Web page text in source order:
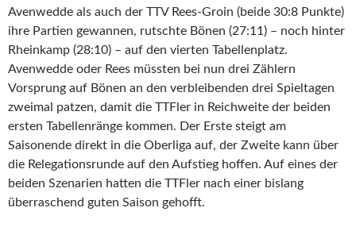
Avenwedde als auch der TTV Rees-Groin (beide 30:8 Punkte)
ihre Partien gewannen, rutschte Bönen (27:11) – noch hinter
Rheinkamp (28:10) – auf den vierten Tabellenplatz.
Avenwedde oder Rees müssten bei nun drei Zählern
Vorsprung auf Bönen an den verbleibenden drei Spieltagen
zweimal patzen, damit die TTFler in Reichweite der beiden
ersten Tabellenränge kommen. Der Erste steigt am
Saisonende direkt in die Oberliga auf, der Zweite kann über
die Relegationsrunde auf den Aufstieg hoffen. Auf eines der
beiden Szenarien hatten die TTFler nach einer bislang
überraschend guten Saison gehofft.